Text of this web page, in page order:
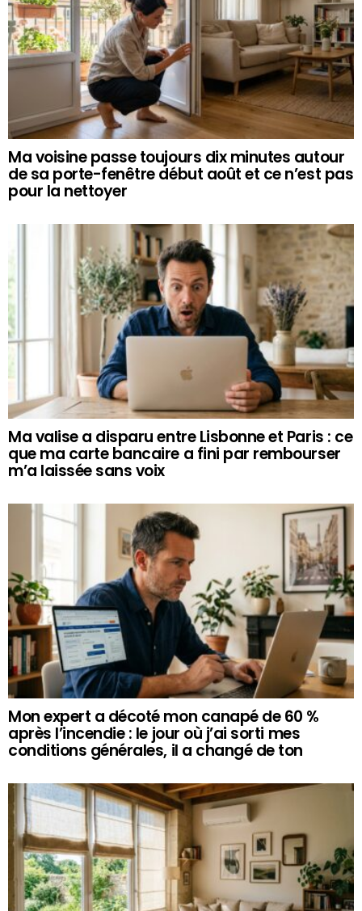
Ma voisine passe toujours dix minutes autour
de sa porte-fenêtre début août et ce n’est pas
pour la nettoyer
Ma valise a disparu entre Lisbonne et Paris : ce
que ma carte bancaire a fini par rembourser
m’a laissée sans voix
Mon expert a décoté mon canapé de 60 %
après l’incendie : le jour où j’ai sorti mes
conditions générales, il a changé de ton